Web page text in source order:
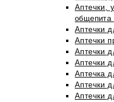
Аптечки,
общепита
Аптечки
Аптечки
Аптечки
Аптечки
Аптечка
Аптечки
Аптечки